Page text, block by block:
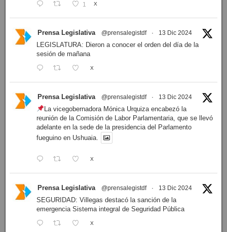
1 X
Prensa Legislativa @prensalegistdf · 13 Dic 2024
LEGISLATURA: Dieron a conocer el orden del día de la
sesión de mañana
X
Prensa Legislativa @prensalegistdf · 13 Dic 2024
La vicegobernadora Mónica Urquiza encabezó la
reunión de la Comisión de Labor Parlamentaria, que se llevó
adelante en la sede de la presidencia del Parlamento
fueguino en Ushuaia.
X
Prensa Legislativa @prensalegistdf · 13 Dic 2024
SEGURIDAD: Villegas destacó la sanción de la
emergencia Sistema integral de Seguridad Pública
X